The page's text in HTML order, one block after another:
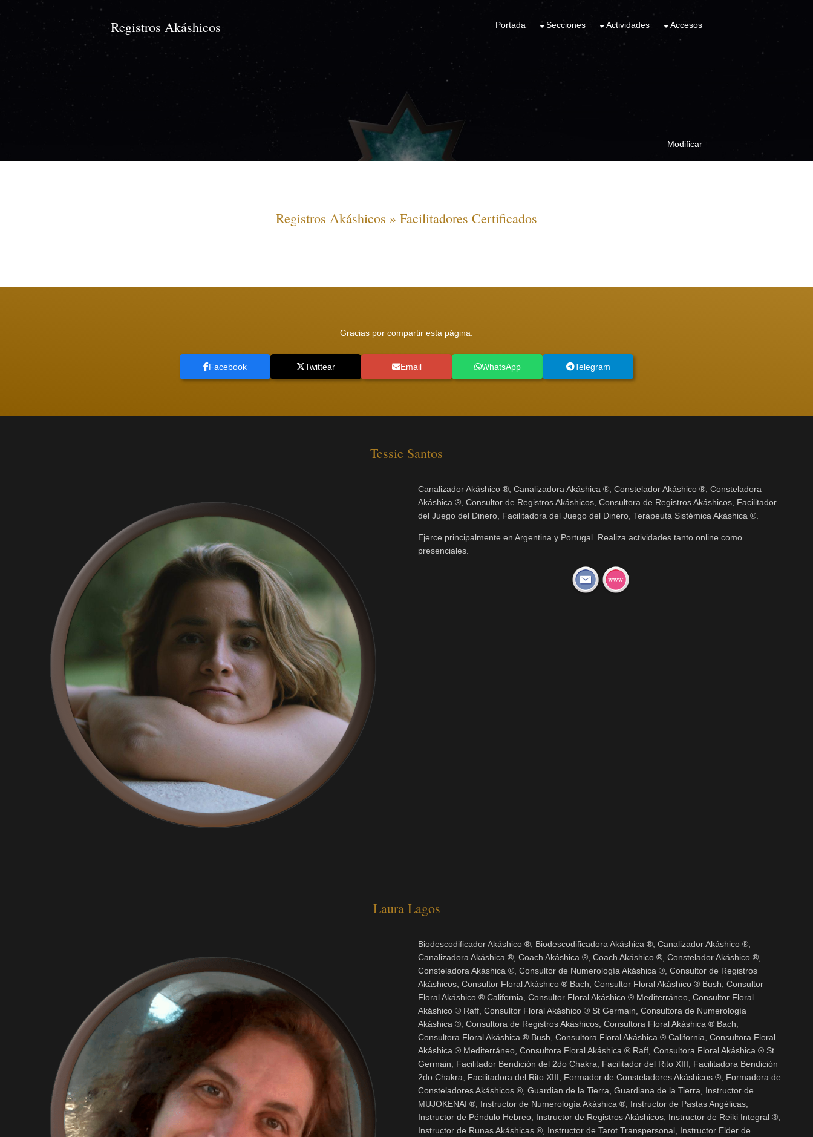
Registros Akáshicos Portada Secciones Actividades Accesos
Modificar
Registros Akáshicos » Facilitadores Certificados
Gracias por compartir esta página.
Facebook Twittear Email WhatsApp Telegram
Tessie Santos
Canalizador Akáshico ®, Canalizadora Akáshica ®, Constelador Akáshico ®, Consteladora
Akáshica ®, Consultor de Registros Akáshicos, Consultora de Registros Akáshicos, Facilitador
del Juego del Dinero, Facilitadora del Juego del Dinero, Terapeuta Sistémica Akáshica ®.
Ejerce principalmente en Argentina y Portugal. Realiza actividades tanto online como
presenciales.
Laura Lagos
Biodescodificador Akáshico ®, Biodescodificadora Akáshica ®, Canalizador Akáshico ®,
Canalizadora Akáshica ®, Coach Akáshica ®, Coach Akáshico ®, Constelador Akáshico ®,
Consteladora Akáshica ®, Consultor de Numerología Akáshica ®, Consultor de Registros
Akáshicos, Consultor Floral Akáshico ® Bach, Consultor Floral Akáshico ® Bush, Consultor
Floral Akáshico ® California, Consultor Floral Akáshico ® Mediterráneo, Consultor Floral
Akáshico ® Raff, Consultor Floral Akáshico ® St Germain, Consultora de Numerología
Akáshica ®, Consultora de Registros Akáshicos, Consultora Floral Akáshica ® Bach,
Consultora Floral Akáshica ® Bush, Consultora Floral Akáshica ® California, Consultora Floral
Akáshica ® Mediterráneo, Consultora Floral Akáshica ® Raff, Consultora Floral Akáshica ® St
Germain, Facilitador Bendición del 2do Chakra, Facilitador del Rito XIII, Facilitadora Bendición
2do Chakra, Facilitadora del Rito XIII, Formador de Consteladores Akáshicos ®, Formadora de
Consteladores Akáshicos ®, Guardian de la Tierra, Guardiana de la Tierra, Instructor de
MUJOKENAI ®, Instructor de Numerología Akáshica ®, Instructor de Pastas Angélicas,
Instructor de Péndulo Hebreo, Instructor de Registros Akáshicos, Instructor de Reiki Integral ®,
Instructor de Runas Akáshicas ®, Instructor de Tarot Transpersonal, Instructor Elder de